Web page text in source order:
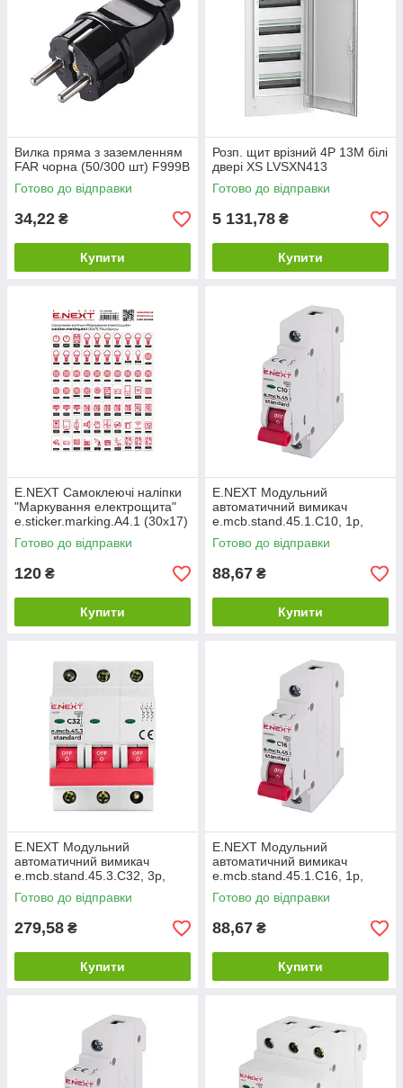
Вилка пряма з заземленням
FAR чорна (50/300 шт) F999B
Готово до відправки
34,22 ₴
Купити
Розп. щит врізний 4Р 13М білі
двері XS LVSXN413
Готово до відправки
5 131,78 ₴
Купити
E.NEXT Самоклеючі наліпки
"Маркування електрощита"
e.sticker.marking.A4.1 (30x17)
70шт/аркуш s053098
Готово до відправки
120 ₴
Купити
E.NEXT Модульний
автоматичний вимикач
e.mcb.stand.45.1.C10, 1р,
10А, C, 4,5 кА s002007
Готово до відправки
88,67 ₴
Купити
E.NEXT Модульний
автоматичний вимикач
e.mcb.stand.45.3.C32, 3р,
32А, C, 4,5 кА s002034
Готово до відправки
279,58 ₴
Купити
E.NEXT Модульний
автоматичний вимикач
e.mcb.stand.45.1.C16, 1р,
16А, C, 4,5 кА s002008
Готово до відправки
88,67 ₴
Купити